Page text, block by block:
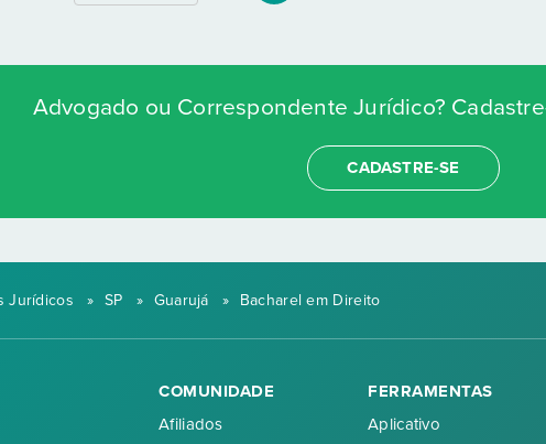
Advogado ou Correspondente Jurídico?
CADASTRE-SE
Jurídicos » SP » Guarujá » Bacharel em Direito
COMUNIDADE
Afiliados
FERRAMENTAS
Aplicativo